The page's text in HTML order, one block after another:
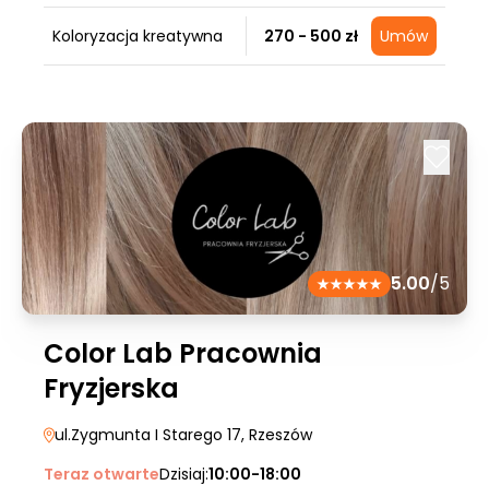
Koloryzacja kreatywna 270 - 500 zł Umów
5.00/5
Color Lab Pracownia
Fryzjerska
ul.Zygmunta I Starego 17, Rzeszów
Teraz otwarteDzisiaj:10:00-18:00